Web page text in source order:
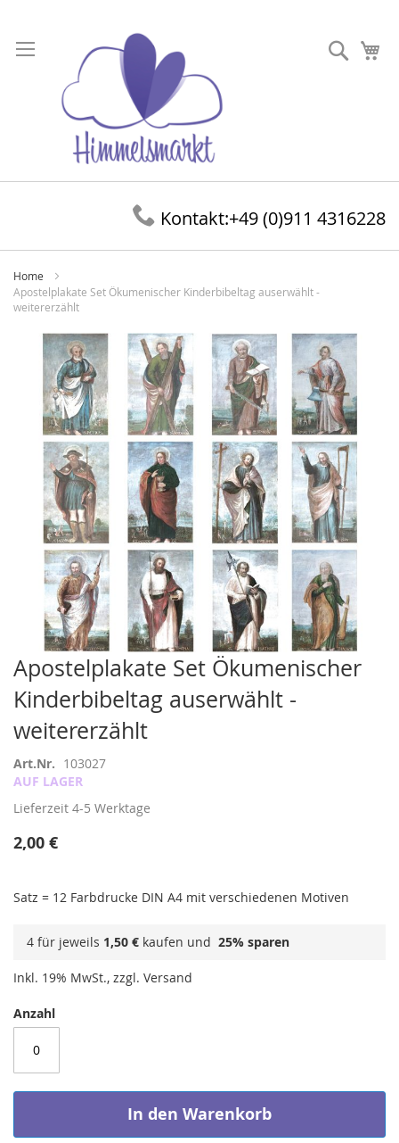
zum
Inhalt
Suche
Kontakt:+49 (0)911 4316228
Home
Apostelplakate Set Ökumenischer Kinderbibeltag auserwählt -
weitererzählt
Apostelplakate Set Ökumenischer
Kinderbibeltag auserwählt -
weitererzählt
Art.Nr. 103027
AUF LAGER
Lieferzeit 4-5 Werktage
2,00 €
Satz = 12 Farbdrucke DIN A4 mit verschiedenen Motiven
4 für jeweils 1,50 € kaufen und 25% sparen
Inkl. 19% MwSt., zzgl. Versand
Anzahl
In den Warenkorb
Bildergalerie
springen
Zum
Anfang
der
Bildergalerie
springen